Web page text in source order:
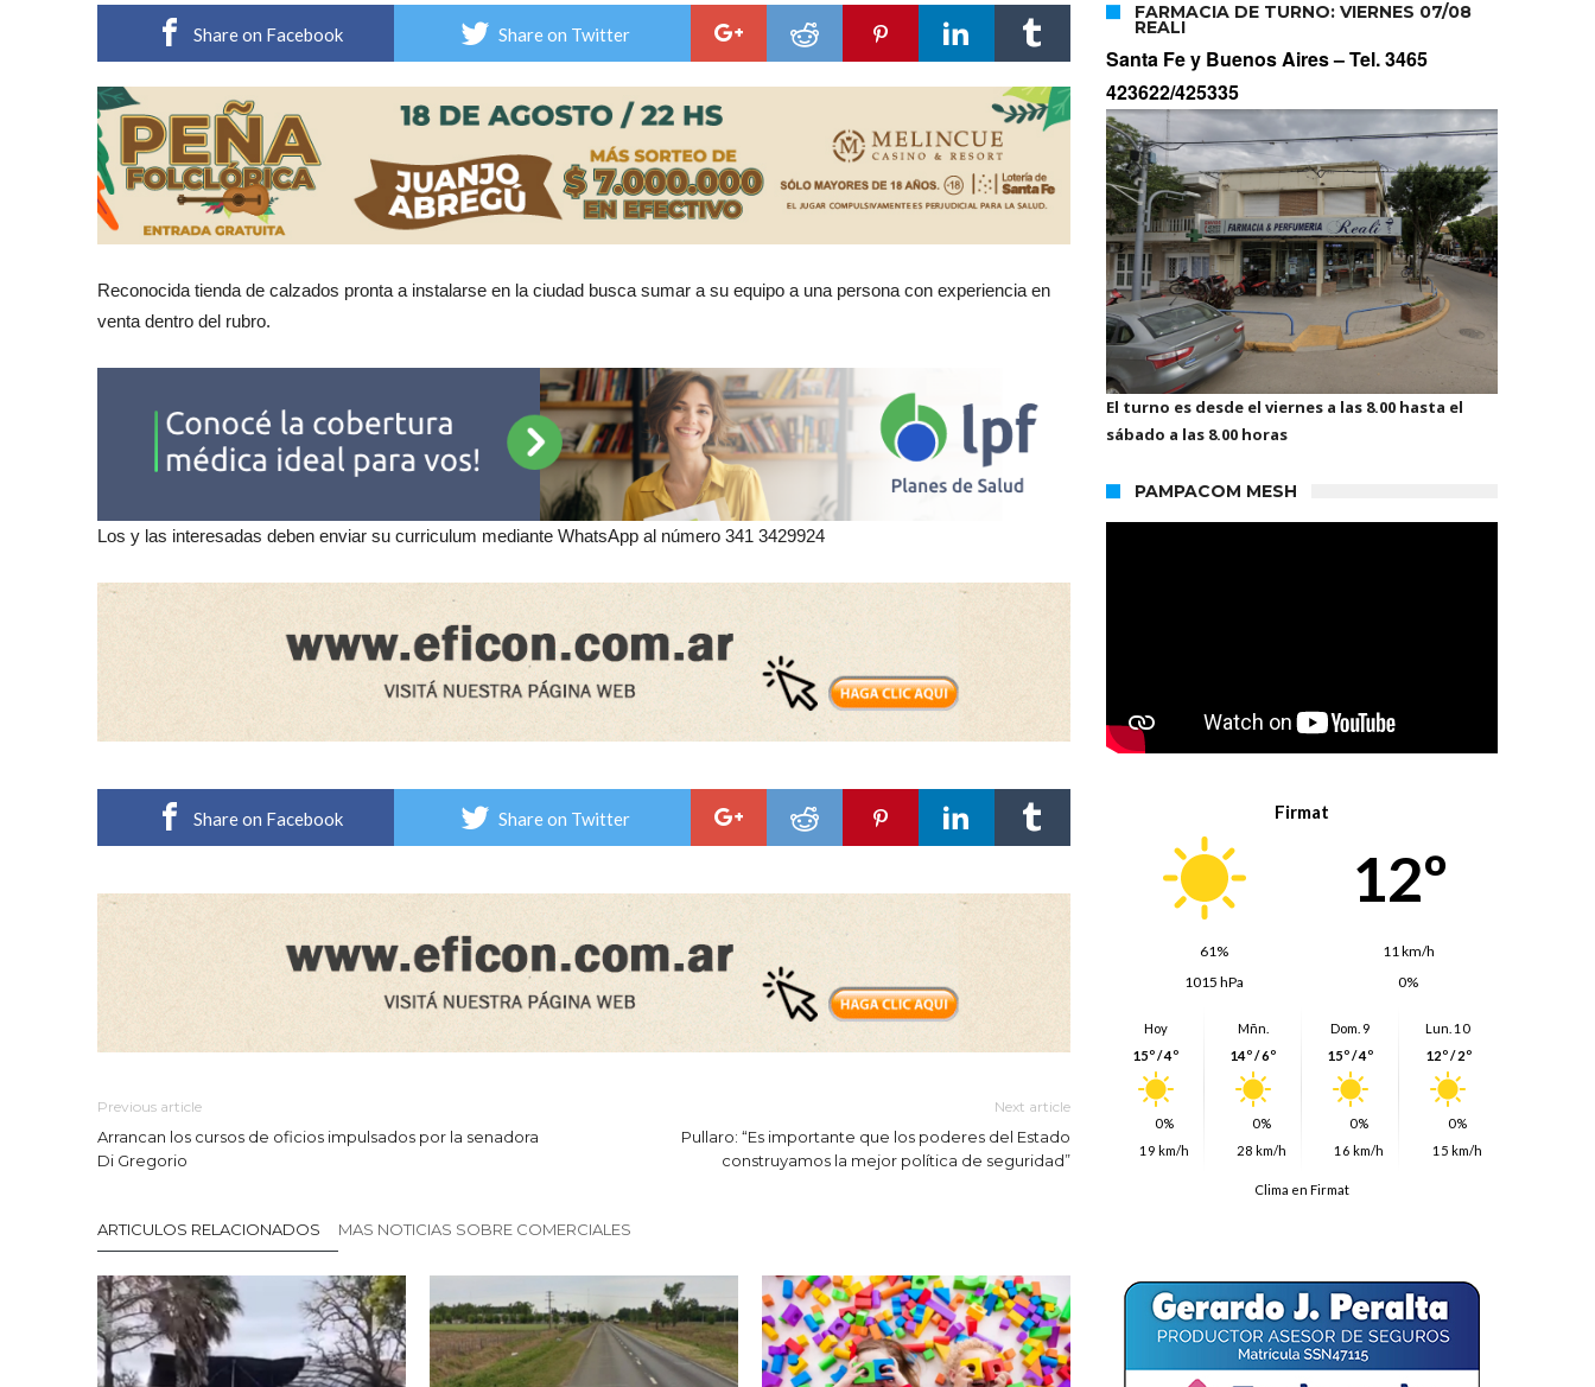
Share on Facebook Share on Twitter
Reconocida tienda de calzados pronta a instalarse en la ciudad busca sumar a su equipo a una persona con experiencia en
venta dentro del rubro.
Los y las interesadas deben enviar su curriculum mediante WhatsApp al número 341 3429924
Share on Facebook Share on Twitter
Previous article
Arrancan los cursos de oficios impulsados por la senadora
Di Gregorio
Next article
Pullaro: “Es importante que los poderes del Estado
construyamos la mejor política de seguridad”
ARTICULOS RELACIONADOS MAS NOTICIAS SOBRE COMERCIALES
FARMACIA DE TURNO: VIERNES 07/08
REALI
Santa Fe y Buenos Aires –Tel. 3465
423622/425335
El turno es desde el viernes a las 8.00 hasta el
sábado a las 8.00 horas
PAMPACOM MESH
Firmat
12º
61%
11 km/h
1015 hPa
0%
Hoy
15º / 4º
0%
19 km/h
Mñn.
14º / 6º
0%
28 km/h
Dom. 9
15º / 4º
0%
16 km/h
Lun. 10
12º / 2º
0%
15 km/h
Clima en Firmat